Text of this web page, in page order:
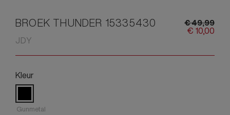
BROEK THUNDER 15335430
JDY
€49,99
€ 10,00
Kleur
Gunmetal